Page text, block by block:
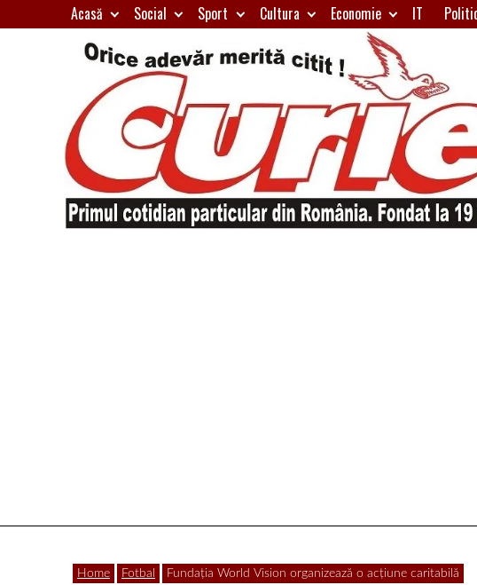
to
Acasă Social Sport Cultura Economie IT
Home Fotbal Fundaţia World Vision organizează o acţiune caritabilă